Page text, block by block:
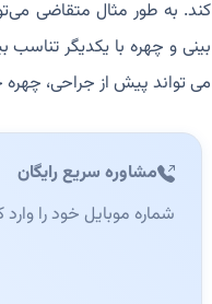
کند. به طور مثال متقاضی
بینی و چهره با یکدیگر
می تواند پیش از جراحی، چهره
مشاوره سریع رایگان
شماره موبایل خود را
وب‌سایت (این فیلد را